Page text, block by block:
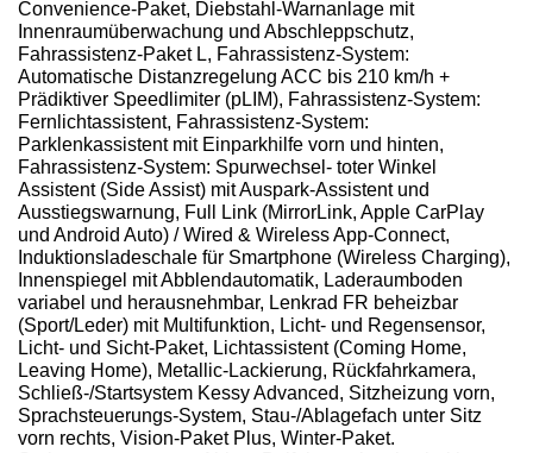
Convenience-Paket, Diebstahl-Warnanlage mit
Innenraumüberwachung und Abschleppschutz,
Fahrassistenz-Paket L, Fahrassistenz-System:
Automatische Distanzregelung ACC bis 210 km/h +
Prädiktiver Speedlimiter (pLIM), Fahrassistenz-System:
Fernlichtassistent, Fahrassistenz-System:
Parklenkassistent mit Einparkhilfe vorn und hinten,
Fahrassistenz-System: Spurwechsel- toter Winkel
Assistent (Side Assist) mit Auspark-Assistent und
Ausstiegswarnung, Full Link (MirrorLink, Apple CarPlay
und Android Auto) / Wired & Wireless App-Connect,
Induktionsladeschale für Smartphone (Wireless Charging),
Innenspiegel mit Abblendautomatik, Laderaumboden
variabel und herausnehmbar, Lenkrad FR beheizbar
(Sport/Leder) mit Multifunktion, Licht- und Regensensor,
Licht- und Sicht-Paket, Lichtassistent (Coming Home,
Leaving Home), Metallic-Lackierung, Rückfahrkamera,
Schließ-/Startsystem Kessy Advanced, Sitzheizung vorn,
Sprachsteuerungs-System, Stau-/Ablagefach unter Sitz
vorn rechts, Vision-Paket Plus, Winter-Paket.